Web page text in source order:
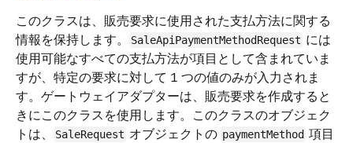
このクラスは、販売要求に使用された支払方法に関する
情報を保持します。
SaleApiPaymentMethodRequest には
使用可能なすべての支払方法が項目として含まれていま
すが、特定の要求に対して 1 つの値のみが入力されま
す。ゲートウェイアダプターは、販売要求を作成すると
きにこのクラスを使用します。このクラスのオブジェク
トは、
SaleRequest オブジェクトの paymentMethod 項目